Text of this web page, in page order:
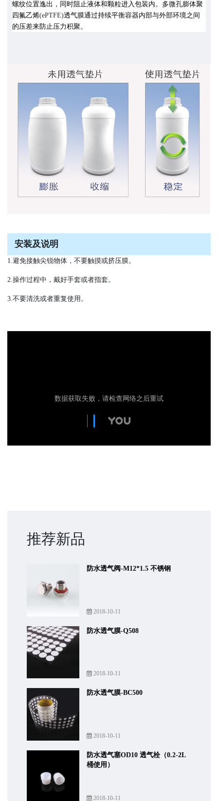
螺纹位置逸出，同时阻止液体和颗粒进入包装内。多微孔膨体聚
四氟乙烯(ePTFE)透气膜通过持续平衡容器内部与外部环境之间
的压差来防止压力积聚。
安装及说明
1.避免接触尖锐物体，不要触摸或挤压膜。
2.操作过程中，戴好手套或者指套。
3.不要清洗或者重复使用。
推荐新品
防水透气阀-M12*1.5 不锈钢
2018-10-11
防水透气膜-Q508
2018-10-11
防水透气膜-BC500
2018-10-11
防水透气塞OD10 透气栓（0.2-2L
桶使用）
2018-10-11